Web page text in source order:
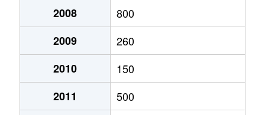
2008
800
2009
260
2010
150
2011
500